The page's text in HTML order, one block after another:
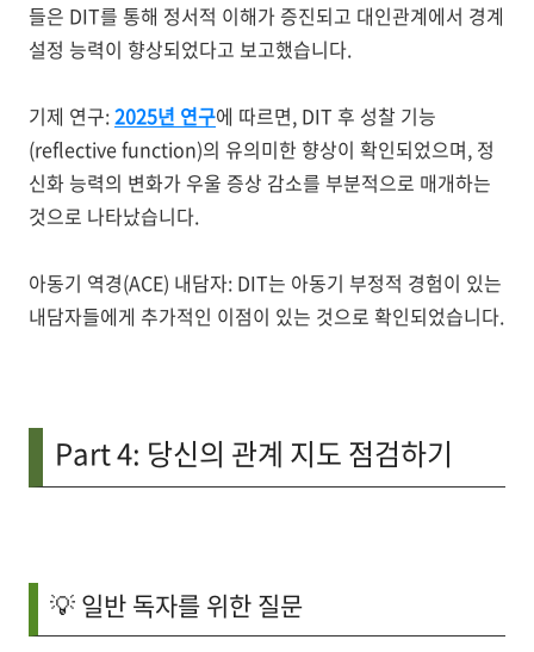
들은 DIT를 통해 정서적 이해가 증진되고 대인관계에서 경계
설정 능력이 향상되었다고 보고했습니다.
기제 연구:2025년 연구에 따르면, DIT 후 성찰 기능
(reflective function)의 유의미한 향상이 확인되었으며, 정
신화 능력의 변화가 우울 증상 감소를 부분적으로 매개하는
것으로 나타났습니다.
아동기 역경(ACE) 내담자: DIT는 아동기 부정적 경험이 있는
내담자들에게 추가적인 이점이 있는 것으로 확인되었습니다.
Part 4: 당신의 관계 지도 점검하기
💡 일반 독자를 위한 질문